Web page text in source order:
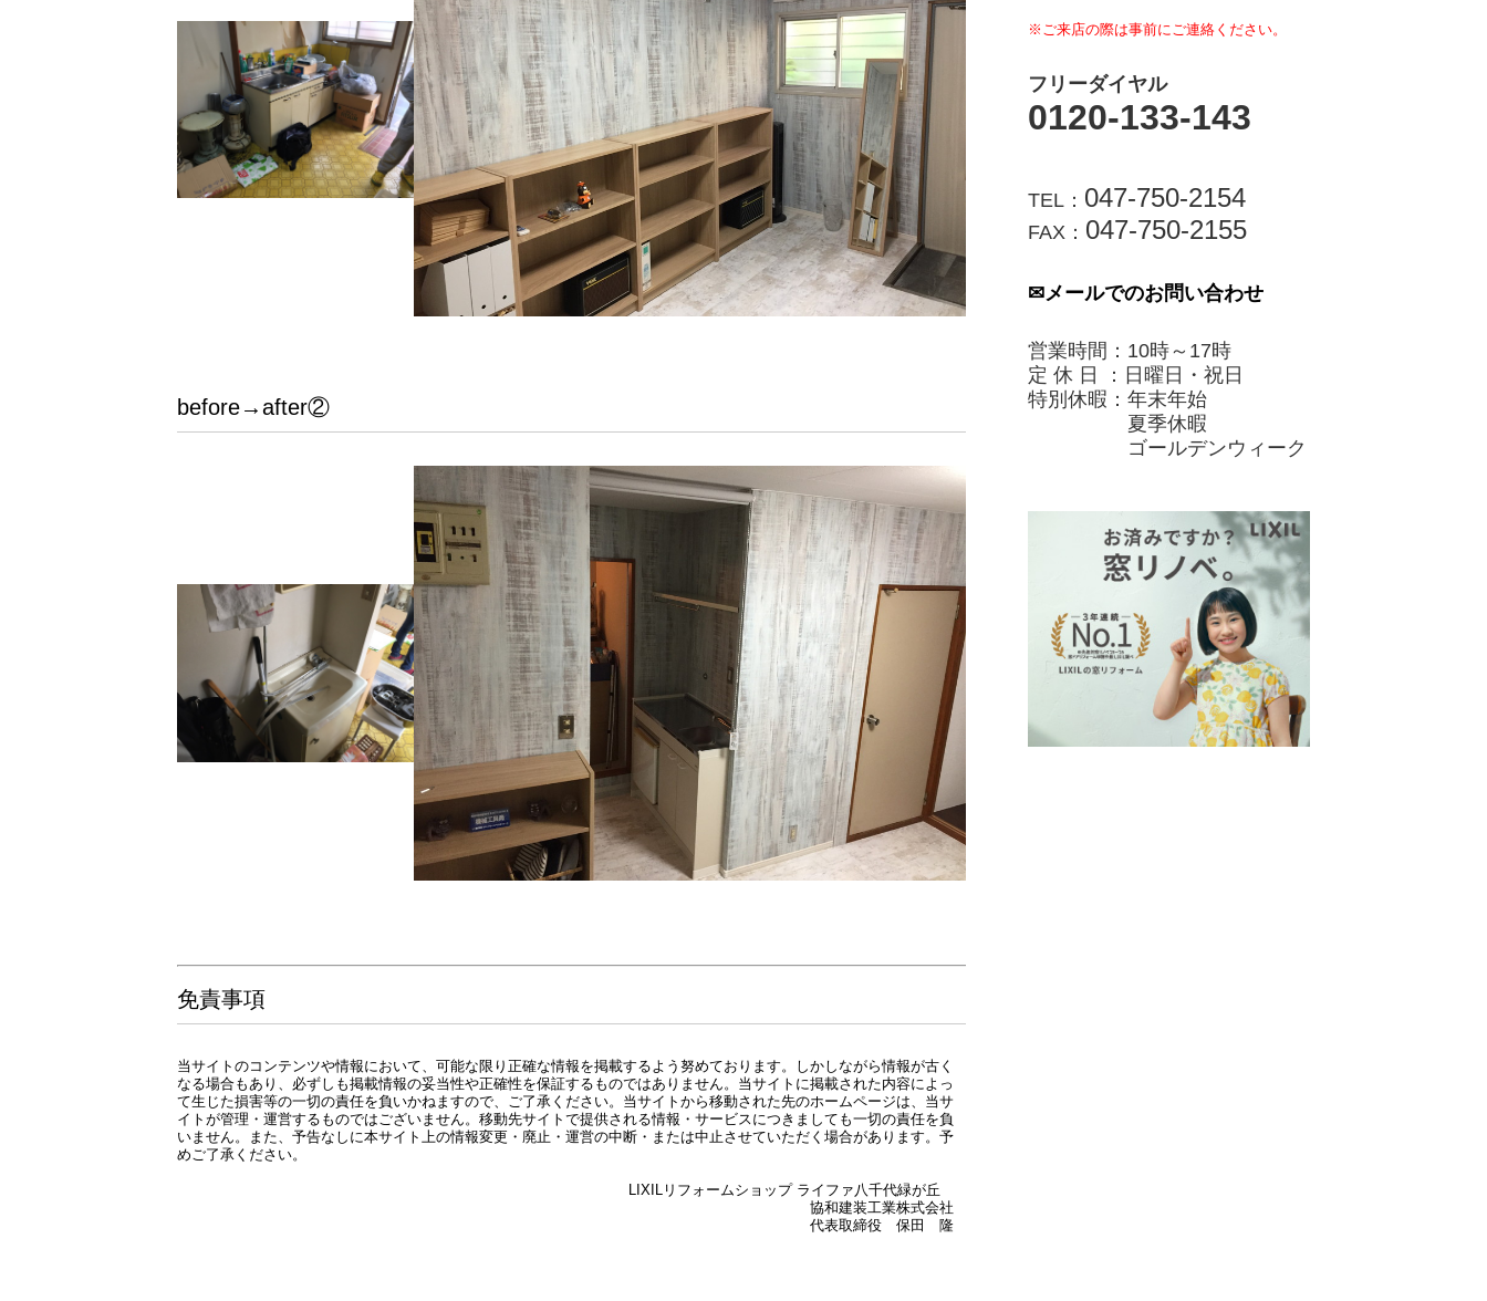
before→after②
免責事項
当サイトのコンテンツや情報において、可能な限り正確な情報を掲載するよう努めております。しかしながら情報が古く
なる場合もあり、必ずしも掲載情報の妥当性や正確性を保証するものではありません。当サイトに掲載された内容によっ
て生じた損害等の一切の責任を負いかねますので、ご了承ください。当サイトから移動された先のホームページは、当サ
イトが管理・運営するものではございません。移動先サイトで提供される情報・サービスにつきましても一切の責任を負
いません。また、予告なしに本サイト上の情報変更・廃止・運営の中断・または中止させていただく場合があります。予
めご了承ください。
LIXILリフォームショップ ライファ八千代緑が丘
協和建装工業株式会社
代表取締役 保田 隆
※ご来店の際は事前にご連絡ください。
フリーダイヤル
0120-133-143
TEL： 047-750-2154
FAX： 047-750-2155
✉メールでのお問い合わせ
営業時間：10時～17時
定 休 日 ：日曜日・祝日
特別休暇：年末年始
夏季休暇
ゴールデンウィーク